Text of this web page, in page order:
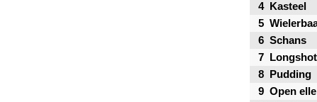
4
Kasteel
5
6 Schans
7
Longshot
8
Pudding
9 Open